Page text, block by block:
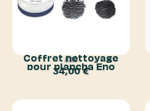
Eno
Coffret nettoyage
pour plancha Eno
34,00€